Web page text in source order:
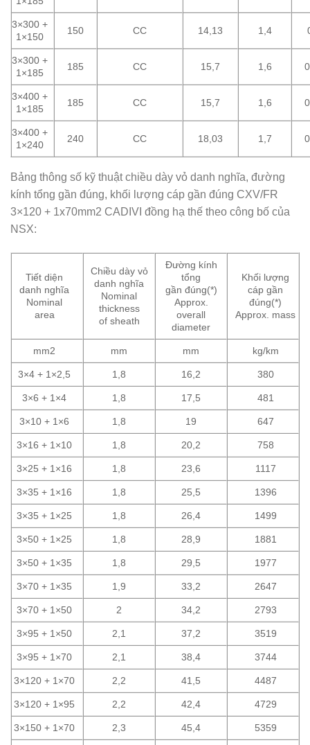
3×300 +
1×150
150 CC 14,13 1,4
3×300 +
1×185
185 CC 15,7 1,6
3×400 +
1×185
185 CC 15,7 1,6
3×400 +
1×240
240 CC 18,03 1,7
Bảng thông số kỹ thuật chiều dày vỏ danh nghĩa, đường
kính tổng gần đúng, khối lượng cáp gần đúng CXV/FR
3×120 + 1x70mm2 CADIVI đồng hạ thế theo công bố của
NSX:
Tiết diện
danh nghĩa
Nominal
area
Chiều dày vỏ
danh nghĩa
Nominal
thickness
of sheath
Đường kính
tổng
gần đúng(*)
Approx.
overall
diameter
Khối lượng
cáp gần
đúng(*)
Approx. mass
mm2 mm mm kg/km
3×4 + 1×2,5 1,8 16,2 380
3×6 + 1×4 1,8 17,5 481
3×10 + 1×6 1,8 19 647
3×16 + 1×10 1,8 20,2 758
3×25 + 1×16 1,8 23,6 1117
3×35 + 1×16 1,8 25,5 1396
3×35 + 1×25 1,8 26,4 1499
3×50 + 1×25 1,8 28,9 1881
3×50 + 1×35 1,8 29,5 1977
3×70 + 1×35 1,9 33,2 2647
3×70 + 1×50 2 34,2 2793
3×95 + 1×50 2,1 37,2 3519
3×95 + 1×70 2,1 38,4 3744
3×120 + 1×70 2,2 41,5 4487
3×120 + 1×95 2,2 42,4 4729
3×150 + 1×70 2,3 45,4 5359